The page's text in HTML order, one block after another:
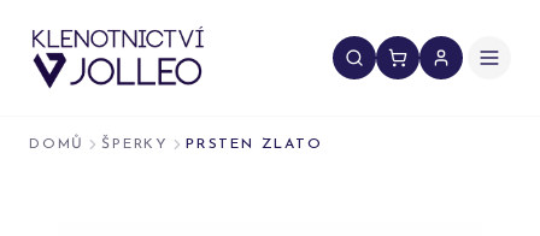
DOMŮ ŠPERKY PRSTEN ZLATO